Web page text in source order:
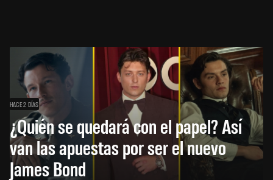
HACE 2 DÍAS
¿Quién se quedará con el papel? Así
van las apuestas por ser el nuevo
James Bond